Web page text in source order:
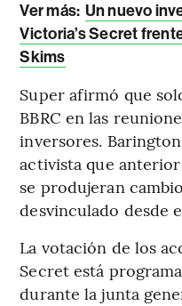
Ver más: Un nuevo
Victoria’s Secret
Skims
Super afirmó que
BBRC en las
inversores.
activista que
se produjeran
desvinculado desde
La votación de los
Secret está
durante la junta